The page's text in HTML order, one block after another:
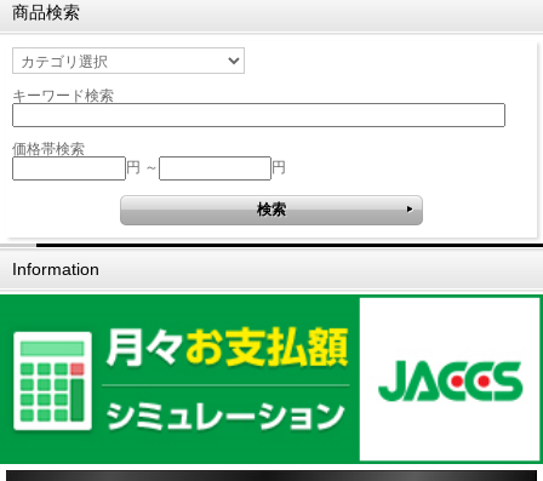
商品検索
キーワード検索
価格帯検索
円 ～
円
Information